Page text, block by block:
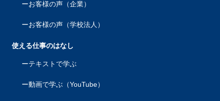
お客様の声（企業）
お客様の声（学校法人）
使える仕事のはなし
テキストで学ぶ
動画で学ぶ（YouTube）